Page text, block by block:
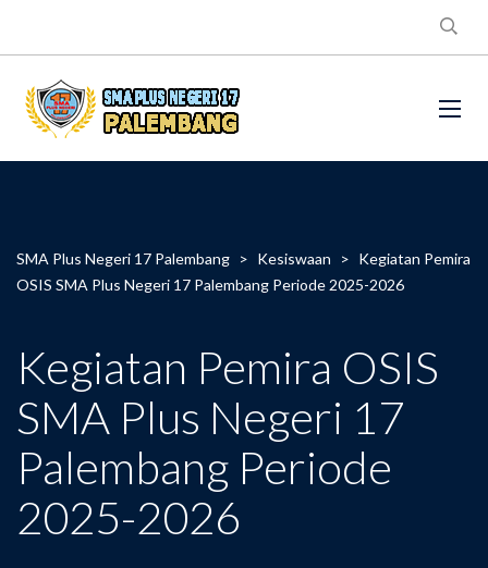
SMA Plus Negeri 17 Palembang > Kesiswaan > Kegiatan Pemira
OSIS SMA Plus Negeri 17 Palembang Periode 2025-2026
Kegiatan Pemira OSIS
SMA Plus Negeri 17
Palembang Periode
2025-2026